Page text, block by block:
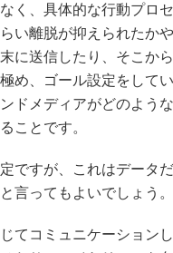
く、具体的な行動プロ
い離脱が抑えられたか
に送信したり、そこか
め、ゴール設定をして
ドメディアがどのよう
ことです。
ですが、これはデータ
言ってもよいでしょう。
てコミュニケーション